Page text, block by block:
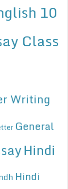
10
Class
Writing
General
Hindi
Hindi